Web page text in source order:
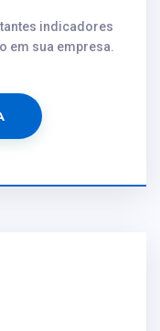
indicadores
em sua empresa.